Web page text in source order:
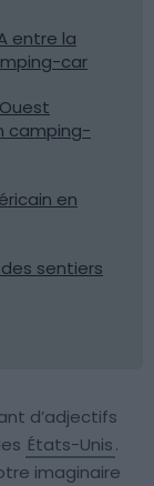
entre la
car
camping-
en
sentiers
d’adjectifs
États-Unis.
imaginaire